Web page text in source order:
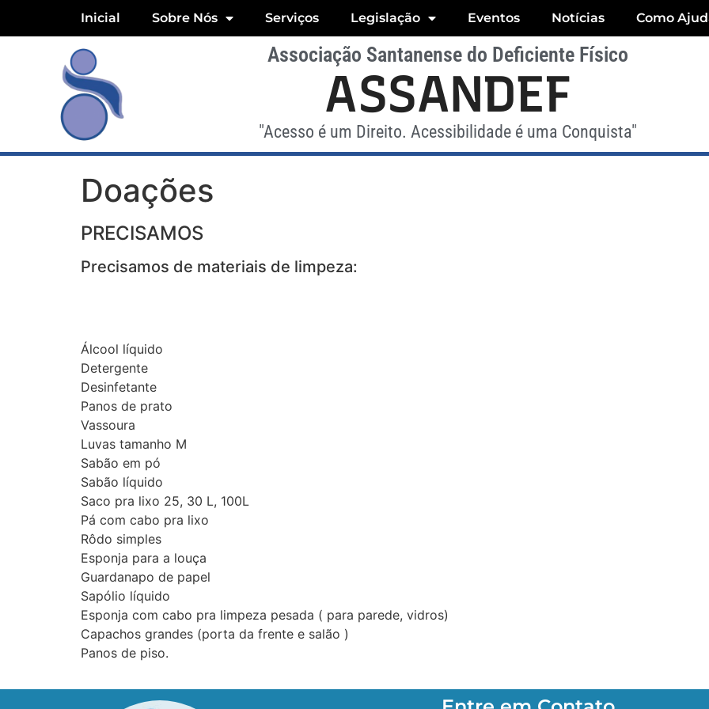
Inicial Sobre Nós Serviços Legislação Eventos Notícias Como
Associação Santanense do Deficiente Físico
ASSANDEF
"Acesso é um Direito. Acessibilidade é uma Conquista"
Doações
PRECISAMOS
Precisamos de materiais de limpeza:
Álcool líquido
Detergente
Desinfetante
Panos de prato
Vassoura
Luvas tamanho M
Sabão em pó
Sabão líquido
Saco pra lixo 25, 30 L, 100L
Pá com cabo pra lixo
Rôdo simples
Esponja para a louça
Guardanapo de papel
Sapólio líquido
Esponja com cabo pra limpeza pesada ( para parede, vidros)
Capachos grandes (porta da frente e salão )
Panos de piso.